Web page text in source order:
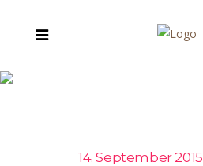
14. September 2015